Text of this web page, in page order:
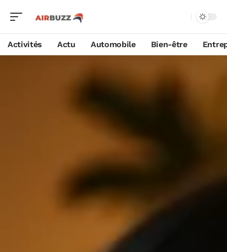
Activités Actu Automobile Bien-être